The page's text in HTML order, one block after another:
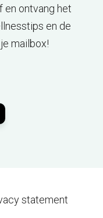
en ontvang het
en de
mailbox!
statement